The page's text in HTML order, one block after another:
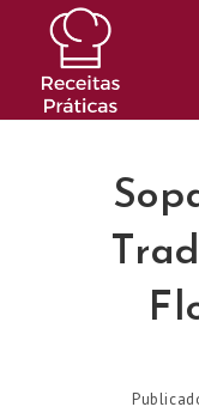
conteúdo